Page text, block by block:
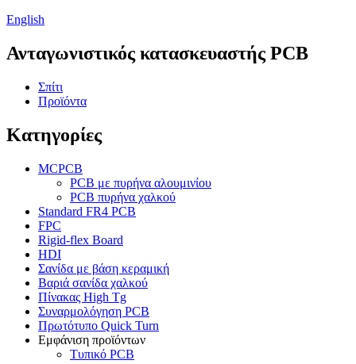
English
Ανταγωνιστικός κατασκευαστής PCB
Σπίτι
Προϊόντα
Κατηγορίες
MCPCB
PCB με πυρήνα αλουμινίου
PCB πυρήνα χαλκού
Standard FR4 PCB
FPC
Rigid-flex Board
HDI
Σανίδα με βάση κεραμική
Βαριά σανίδα χαλκού
Πίνακας High Tg
Συναρμολόγηση PCB
Πρωτότυπο Quick Turn
Εμφάνιση προϊόντων
Τυπικό PCB